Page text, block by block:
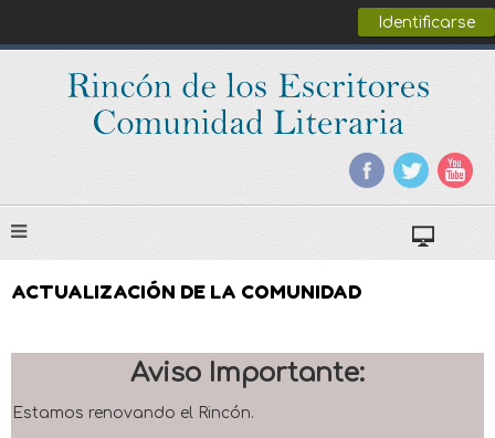
Identificarse
ACTUALIZACIÓN DE LA COMUNIDAD
Aviso Importante:
Estamos renovando el Rincón.